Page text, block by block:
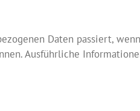
Daten passiert,
Ausführliche